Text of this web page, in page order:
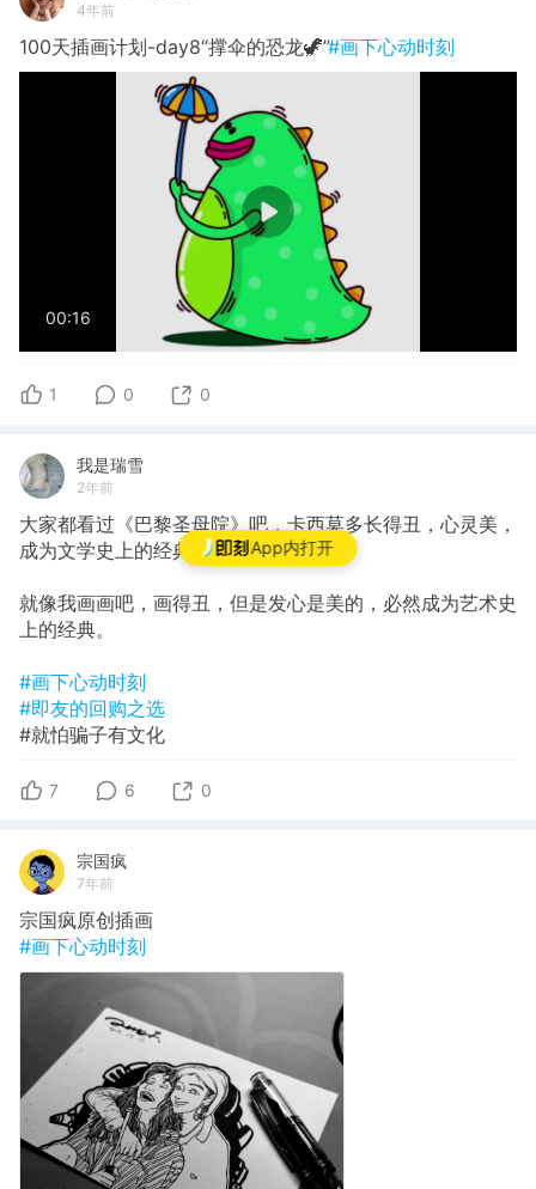
App内打开
4年前
100天插画计划-day8“撑伞的恐龙🦖”#画下心动时刻
00:16
1 0 0
我是瑞雪
2年前
大家都看过《巴黎圣母院》吧，卡西莫多长得丑，心灵美，
成为文学史上的经典形象。
就像我画画吧，画得丑，但是发心是美的，必然成为艺术史
上的经典。
#画下心动时刻
#即友的回购之选
#就怕骗子有文化
7 6 0
宗国疯
7年前
宗国疯原创插画
#画下心动时刻